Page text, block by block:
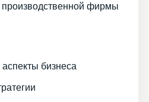
фирмы
бизнеса